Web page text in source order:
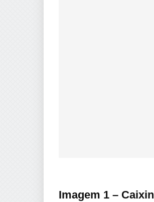
Imagem 1 –